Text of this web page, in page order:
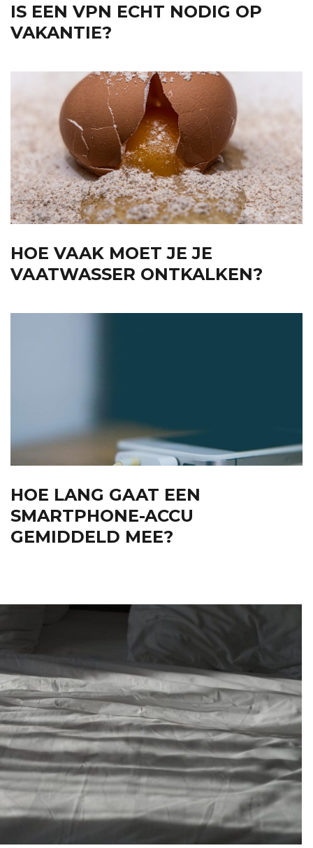
IS EEN VPN ECHT NODIG OP
VAKANTIE?
HOE VAAK MOET JE JE
VAATWASSER ONTKALKEN?
HOE LANG GAAT EEN
SMARTPHONE-ACCU
GEMIDDELD MEE?